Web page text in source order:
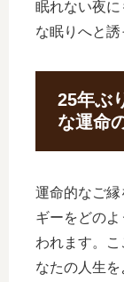
眠れない夜
な眠りへと誘
25年ぶ
な運命
運命的なご
ギーをどの
われます。
なたの人生